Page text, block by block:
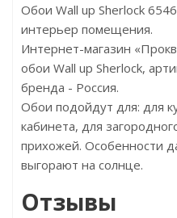
Обои Wall up Sherlock
интерьер помещения.
Интернет-магазин
обои Wall up Sherlock,
бренда - Россия.
Обои подойдут для: для
кабинета, для
прихожей. Особенности
выгорают на солнце.
Отзывы